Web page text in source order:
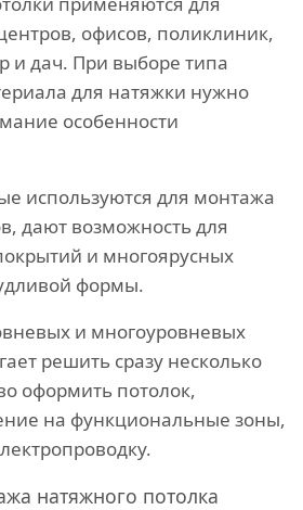
офисов, поликлиник,
и дач. При выборе типа
для натяжки нужно
особенности
используются для монтажа
дают возможность для
и многоярусных
формы.
и многоуровневых
решить сразу несколько
оформить потолок,
на функциональные зоны,
натяжного потолка